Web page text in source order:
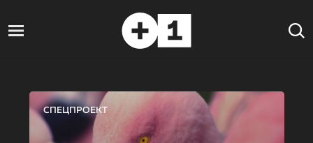
СПЕЦПРОЕКТ